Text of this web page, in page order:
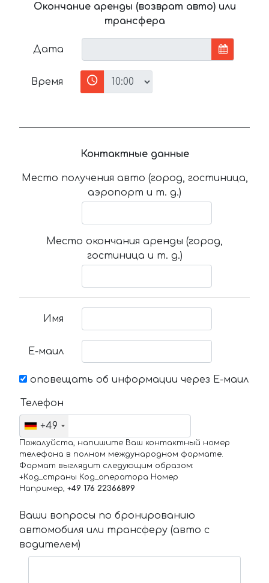
Окончание аренды (возврат авто) или
трансфера
Дата
Время
Контактные данные
Место получения авто (город, гостиница,
аэропорт и т. д.)
Место окончания аренды (город,
гостиница и т. д.)
Имя
Е-маил
оповещать об информации через Е-маил
Телефон
+49
Пожалуйста, напишите Ваш контактный номер
телефона в полном международном формате.
Формат выглядит следующим образом:
+Код_страны Код_оператора Номер
Например, +49 176 22366899
Ваши вопросы по бронированию
автомобиля или трансферу (авто с
водителем)